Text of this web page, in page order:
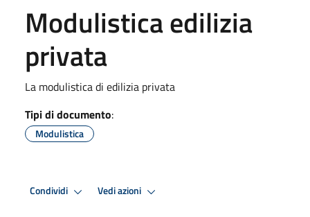
Modulistica edilizia
privata
La modulistica di edilizia privata
Tipi di documento:
Modulistica
Condividi Vedi azioni